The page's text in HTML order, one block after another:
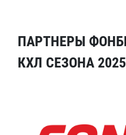
ПАРТНЕРЫ
КХЛ СЕЗОНА